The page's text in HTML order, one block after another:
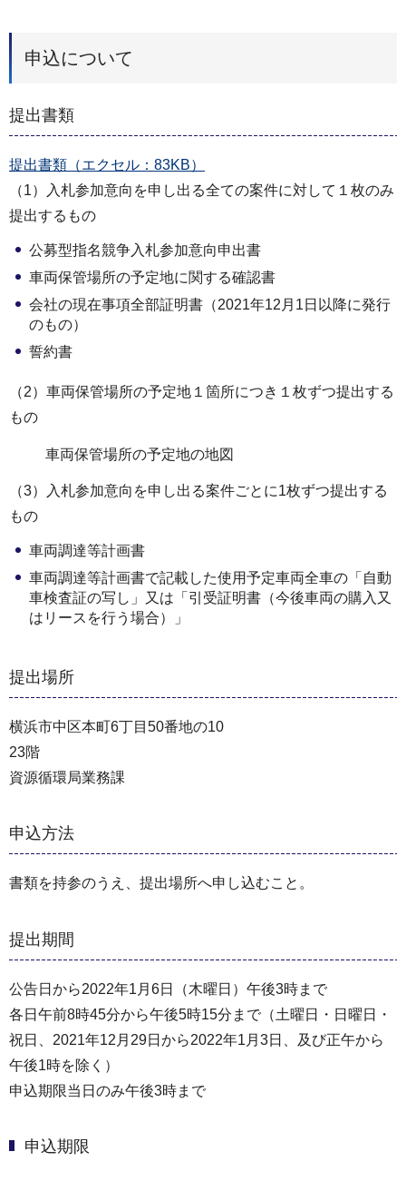
申込について
提出書類
提出書類（エクセル：83KB）
（1）入札参加意向を申し出る全ての案件に対して１枚のみ
提出するもの
公募型指名競争入札参加意向申出書
車両保管場所の予定地に関する確認書
会社の現在事項全部証明書（2021年12月1日以降に発行
のもの）
誓約書
（2）車両保管場所の予定地１箇所につき１枚ずつ提出する
もの
車両保管場所の予定地の地図
（3）入札参加意向を申し出る案件ごとに1枚ずつ提出する
もの
車両調達等計画書
車両調達等計画書で記載した使用予定車両全車の「自動
車検査証の写し」又は「引受証明書（今後車両の購入又
はリースを行う場合）」
提出場所
横浜市中区本町6丁目50番地の10
23階
資源循環局業務課
申込方法
書類を持参のうえ、提出場所へ申し込むこと。
提出期間
公告日から2022年1月6日（木曜日）午後3時まで
各日午前8時45分から午後5時15分まで（⼟曜日・⽇曜日・
祝⽇、2021年12⽉29⽇から2022年1⽉3⽇、及び正午から
午後1時を除く）
申込期限当日のみ午後3時まで
申込期限